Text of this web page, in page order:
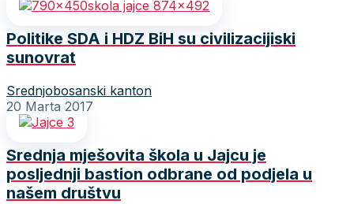
Politike SDA i HDZ BiH su civilizacijiski
sunovrat
Srednjobosanski kanton
20 Marta 2017
Srednja mješovita škola u Jajcu je
posljednji bastion odbrane od podjela u
našem društvu